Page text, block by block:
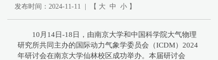
发布时间：2024-11-11 | 【 大 中 小 】
10月14日-18日，由南京大学和中国科学院大气物理
研究所共同主办的国际动力气象学委员会（ICDM）2024
年研讨会在南京大学仙林校区成功举办。本届研讨会